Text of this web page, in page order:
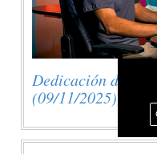
Dedicación de la
(09/11/2025)
portal
Más